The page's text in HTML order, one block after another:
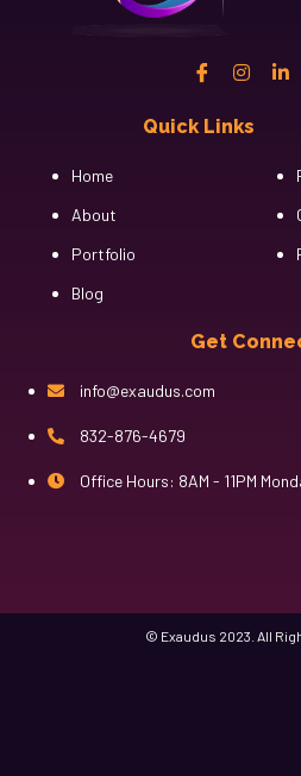
Quick Links
Home
About
Portfolio
Blog
Get
info@exaudus.com
832-876-4679
Office Hours: 8AM - 11PM
© Exaudus 2023. All